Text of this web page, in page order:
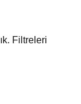
Filtreleri